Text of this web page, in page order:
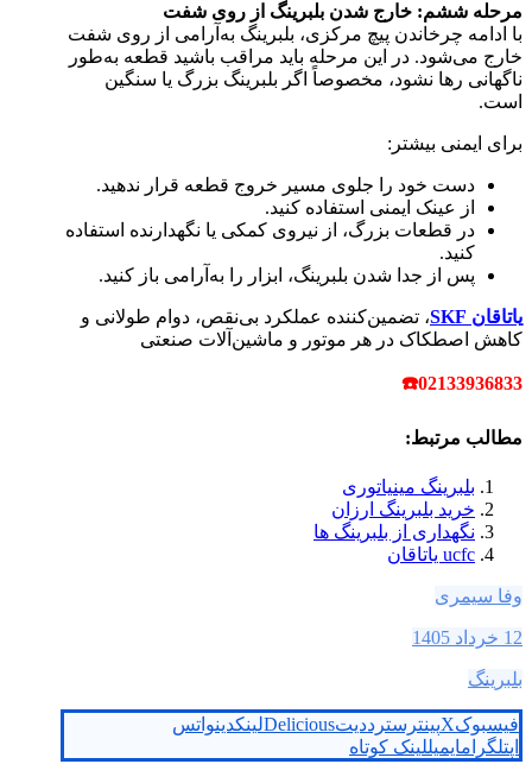
مرحله ششم: خارج شدن بلبرینگ از روی شفت
با ادامه چرخاندن پیچ مرکزی، بلبرینگ به‌آرامی از روی شفت
خارج می‌شود. در این مرحله باید مراقب باشید قطعه به‌طور
ناگهانی رها نشود، مخصوصاً اگر بلبرینگ بزرگ یا سنگین
است.
برای ایمنی بیشتر:
دست خود را جلوی مسیر خروج قطعه قرار ندهید.
از عینک ایمنی استفاده کنید.
در قطعات بزرگ، از نیروی کمکی یا نگهدارنده استفاده
کنید.
پس از جدا شدن بلبرینگ، ابزار را به‌آرامی باز کنید.
یاتاقان‌ SKF
، تضمین‌کننده عملکرد بی‌نقص، دوام طولانی و
کاهش اصطکاک در هر موتور و ماشین‌آلات صنعتی
02133936833
☎
مطالب مرتبط:
بلبرینگ مینیاتوری
خرید بلبرینگ ارزان
نگهداری از بلبرینگ ها
ucfc یاتاقان
وفا سیمری
12 خرداد 1405
بلبرینگ
فیسبوکXپینترسترددیتDeliciousلینکدینواتس
اپتلگرامایمیللینک کوتاه